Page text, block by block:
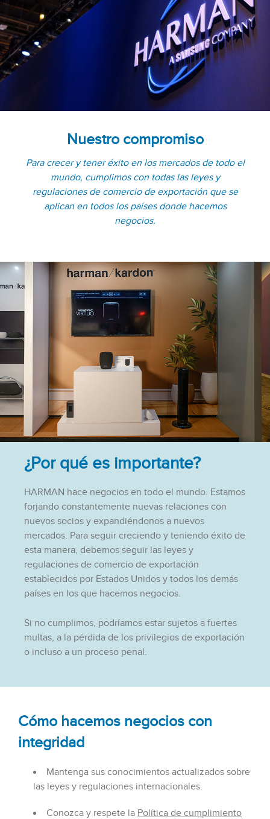
Nuestro compromiso
Para crecer y tener éxito en los mercados de todo el
mundo, cumplimos con todas las leyes y
regulaciones de comercio de exportación que se
aplican en todos los países donde hacemos
negocios.
¿Por qué es importante?
HARMAN hace negocios en todo el mundo. Estamos
forjando constantemente nuevas relaciones con
nuevos socios y expandiéndonos a nuevos
mercados. Para seguir creciendo y teniendo éxito de
esta manera, debemos seguir las leyes y
regulaciones de comercio de exportación
establecidos por Estados Unidos y todos los demás
países en los que hacemos negocios.
Si no cumplimos, podríamos estar sujetos a fuertes
multas, a la pérdida de los privilegios de exportación
o incluso a un proceso penal.
Cómo hacemos negocios con
integridad
Mantenga sus conocimientos actualizados sobre
las leyes y regulaciones internacionales.
Conozca y respete la Política de cumplimiento